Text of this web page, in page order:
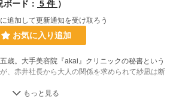
ボード： 5 件 ）
追加して更新通知を受け取ろう
お気に入り追加
歳。大手美容院『akai』クリニックの秘書という
、赤井社長から大人の関係を求められて紗凪は断
』を退社。
行かず悩む日々。